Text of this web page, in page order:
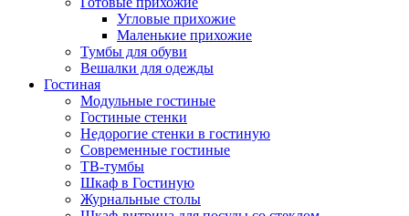
Угловые прихожие
Маленькие прихожие
Тумбы для обуви
Вешалки для одежды
Гостиная
Модульные гостиные
Гостиные стенки
Недорогие стенки в гостиную
Современные гостиные
ТВ-тумбы
Шкаф в Гостиную
Журнальные столы